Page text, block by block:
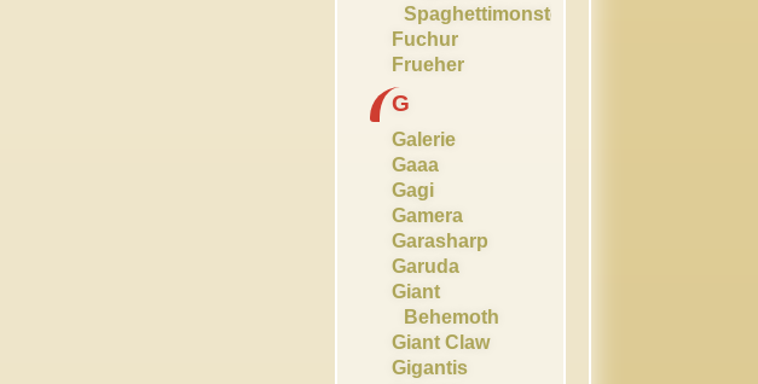
Spaghettimonster
Fuchur
Frueher
G
Galerie
Gaaa
Gagi
Gamera
Garasharp
Garuda
Giant
Behemoth
Giant Claw
Gigantis